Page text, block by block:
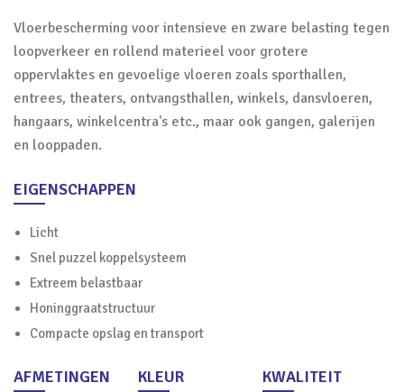
Vloerbescherming voor intensieve en zware belasting tegen
loopverkeer en rollend materieel voor grotere
oppervlaktes en gevoelige vloeren zoals sporthallen,
entrees, theaters, ontvangsthallen, winkels, dansvloeren,
hangaars, winkelcentra's etc., maar ook gangen, galerijen
en looppaden.
EIGENSCHAPPEN
Licht
Snel puzzel koppelsysteem
Extreem belastbaar
Honinggraatstructuur
Compacte opslag en transport
AFMETINGEN KLEUR KWALITEIT